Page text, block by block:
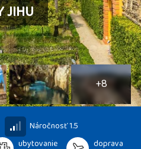
JIHU
+8
Náročnosť 1.5
ubytovanie doprava